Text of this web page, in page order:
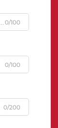
0/100
0/100
0/200